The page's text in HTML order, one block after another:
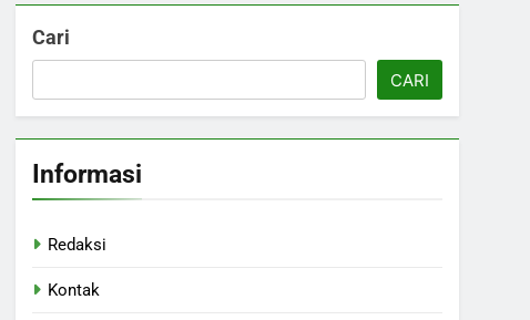
Cari
CARI
Informasi
Redaksi
Kontak